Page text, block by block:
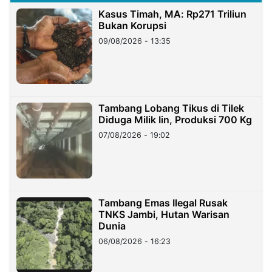
Kasus Timah, MA: Rp271 Triliun
Bukan Korupsi
09/08/2026 - 13:35
Tambang Lobang Tikus di Tilek
Diduga Milik Iin, Produksi 700 Kg
07/08/2026 - 19:02
Tambang Emas Ilegal Rusak
TNKS Jambi, Hutan Warisan
Dunia
06/08/2026 - 16:23